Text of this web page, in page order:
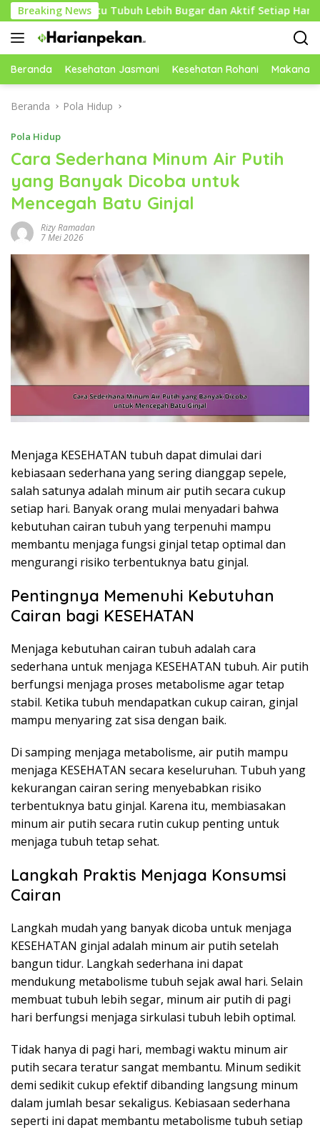
Langsung
ke
konten
Breaking News
Tubuh Lebih Bugar dan Aktif Setiap Hari
Beranda Kesehatan Jasmani Kesehatan Rohani Makanan
Beranda Pola Hidup
Pola Hidup
Cara Sederhana Minum Air Putih
yang Banyak Dicoba untuk
Mencegah Batu Ginjal
Rizy Ramadan
7 Mei 2026
Menjaga KESEHATAN tubuh dapat dimulai dari
kebiasaan sederhana yang sering dianggap sepele,
salah satunya adalah minum air putih secara cukup
setiap hari. Banyak orang mulai menyadari bahwa
kebutuhan cairan tubuh yang terpenuhi mampu
membantu menjaga fungsi ginjal tetap optimal dan
mengurangi risiko terbentuknya batu ginjal.
Pentingnya Memenuhi Kebutuhan
Cairan bagi KESEHATAN
Menjaga kebutuhan cairan tubuh adalah cara
sederhana untuk menjaga KESEHATAN tubuh. Air putih
berfungsi menjaga proses metabolisme agar tetap
stabil. Ketika tubuh mendapatkan cukup cairan, ginjal
mampu menyaring zat sisa dengan baik.
Di samping menjaga metabolisme, air putih mampu
menjaga KESEHATAN secara keseluruhan. Tubuh yang
kekurangan cairan sering menyebabkan risiko
terbentuknya batu ginjal. Karena itu, membiasakan
minum air putih secara rutin cukup penting untuk
menjaga tubuh tetap sehat.
Langkah Praktis Menjaga Konsumsi
Cairan
Langkah mudah yang banyak dicoba untuk menjaga
KESEHATAN ginjal adalah minum air putih setelah
bangun tidur. Langkah sederhana ini dapat
mendukung metabolisme tubuh sejak awal hari. Selain
membuat tubuh lebih segar, minum air putih di pagi
hari berfungsi menjaga sirkulasi tubuh lebih optimal.
Tidak hanya di pagi hari, membagi waktu minum air
putih secara teratur sangat membantu. Minum sedikit
demi sedikit cukup efektif dibanding langsung minum
dalam jumlah besar sekaligus. Kebiasaan sederhana
seperti ini dapat membantu metabolisme tubuh setiap